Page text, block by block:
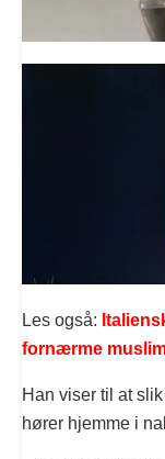
Les også:
fornærme
Han viser til at
hører hjemme i